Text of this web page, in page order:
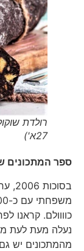
רולדת
ספר המתכונים
בסוכות
כוווולם. קראנו
נעלה מעת לעת
מהמתכונים יש גם